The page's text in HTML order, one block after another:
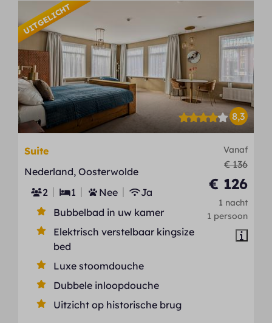
UITGELICHT
8,3
Vanaf
€ 136
€ 126
1 nacht
1 persoon
Suite
Nederland, Oosterwolde
2
1 Nee
Ja
Bubbelbad in uw kamer
Elektrisch verstelbaar kingsize
bed
Luxe stoomdouche
Dubbele inloopdouche
Uitzicht op historische brug